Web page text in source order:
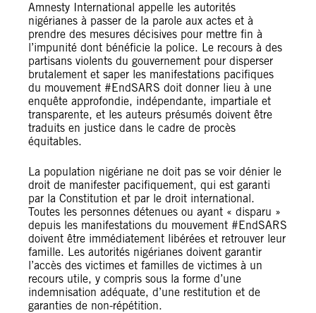
Amnesty International appelle les autorités
nigérianes à passer de la parole aux actes et à
prendre des mesures décisives pour mettre fin à
l’impunité dont bénéficie la police. Le recours à des
partisans violents du gouvernement pour disperser
brutalement et saper les manifestations pacifiques
du mouvement #EndSARS doit donner lieu à une
enquête approfondie, indépendante, impartiale et
transparente, et les auteurs présumés doivent être
traduits en justice dans le cadre de procès
équitables.
La population nigériane ne doit pas se voir dénier le
droit de manifester pacifiquement, qui est garanti
par la Constitution et par le droit international.
Toutes les personnes détenues ou ayant « disparu »
depuis les manifestations du mouvement #EndSARS
doivent être immédiatement libérées et retrouver leur
famille. Les autorités nigérianes doivent garantir
l’accès des victimes et familles de victimes à un
recours utile, y compris sous la forme d’une
indemnisation adéquate, d’une restitution et de
garanties de non-répétition.